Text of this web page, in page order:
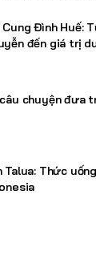
Cung Đình Huế:
đến giá trị
chuyện đưa
Talua: Thức